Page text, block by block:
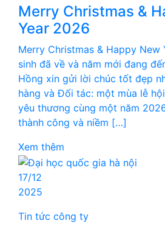
Merry Christmas &
Year 2026
Merry Christmas & Happy New
sinh đã về và năm mới đang
Hồng xin gửi lời chúc tốt đẹp
hàng và Đối tác: một mùa lễ
yêu thương cùng một năm
thành công và niềm […]
Xem thêm
17/12
2025
Tin tức công ty